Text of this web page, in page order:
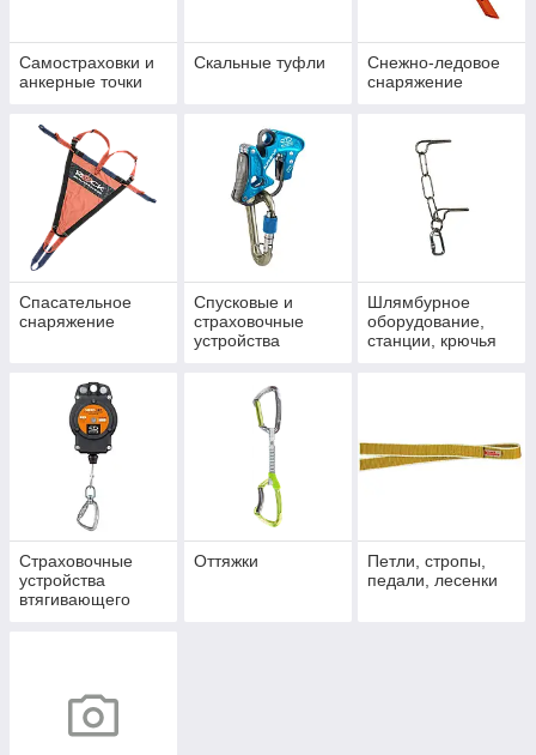
Самостраховки и
анкерные точки
Скальные туфли
Снежно-ледовое
снаряжение
Спасательное
снаряжение
Спусковые и
страховочные
устройства
Шлямбурное
оборудование,
станции, крючья
Страховочные
устройства
втягивающего
Оттяжки
Петли, стропы,
педали, лесенки